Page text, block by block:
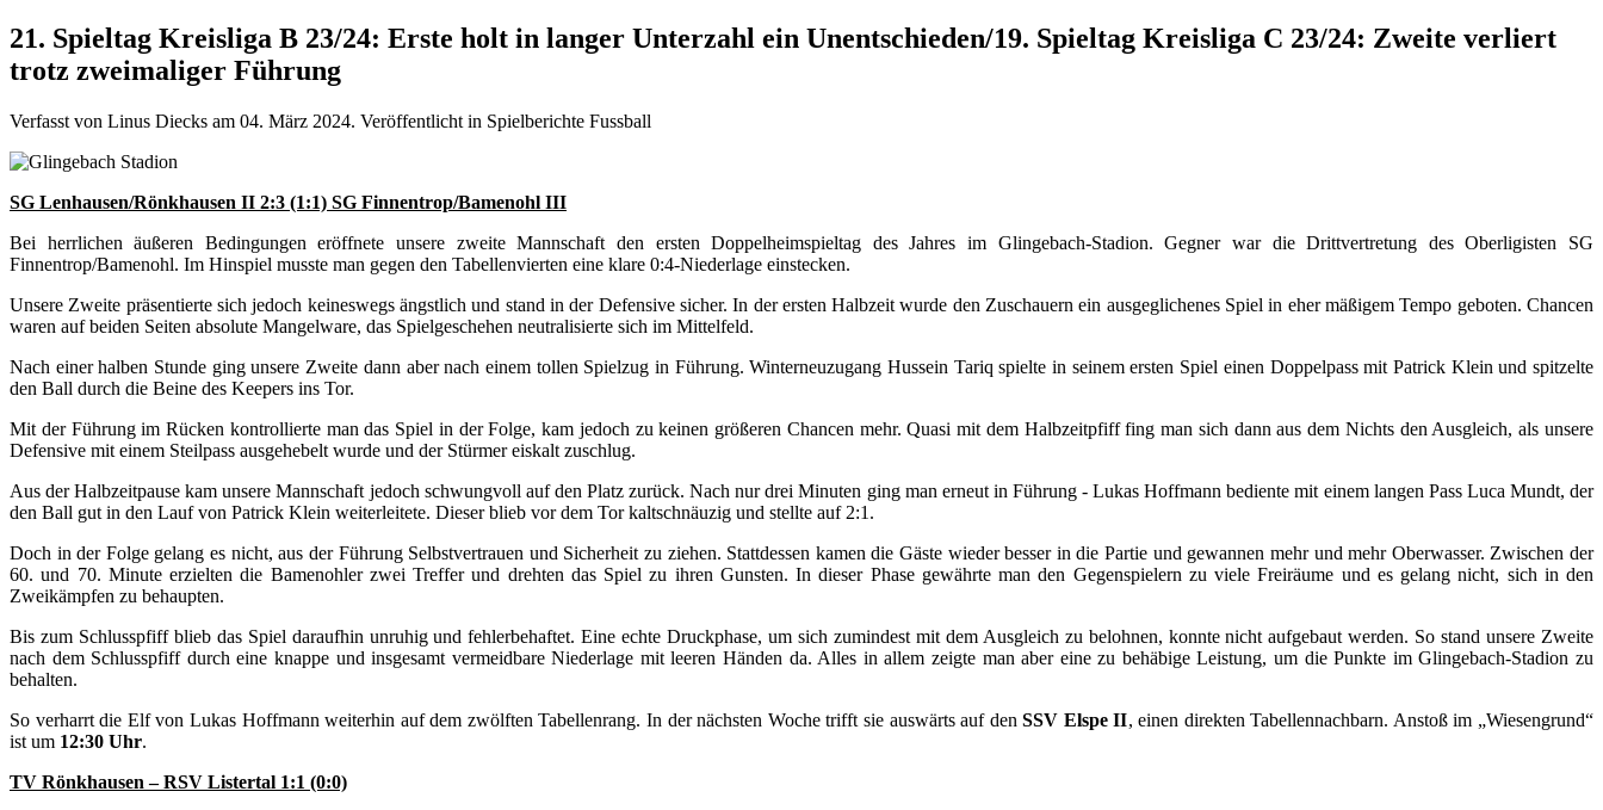
21. Spieltag Kreisliga B 23/24: Erste holt in langer Unterzahl ein Unentschieden/19. Spieltag Kreisliga C 23/24: Zweite verliert
trotz zweimaliger Führung
Verfasst von Linus Diecks am 04. März 2024. Veröffentlicht in Spielberichte Fussball
SG Lenhausen/Rönkhausen II 2:3 (1:1) SG Finnentrop/Bamenohl III
Bei herrlichen äußeren Bedingungen eröffnete unsere zweite Mannschaft den ersten Doppelheimspieltag des Jahres im Glingebach-Stadion. Gegner war die Drittvertretung des Oberligisten SG
Finnentrop/Bamenohl. Im Hinspiel musste man gegen den Tabellenvierten eine klare 0:4-Niederlage einstecken.
Unsere Zweite präsentierte sich jedoch keineswegs ängstlich und stand in der Defensive sicher. In der ersten Halbzeit wurde den Zuschauern ein ausgeglichenes Spiel in eher mäßigem Tempo geboten. Chancen
waren auf beiden Seiten absolute Mangelware, das Spielgeschehen neutralisierte sich im Mittelfeld.
Nach einer halben Stunde ging unsere Zweite dann aber nach einem tollen Spielzug in Führung. Winterneuzugang Hussein Tariq spielte in seinem ersten Spiel einen Doppelpass mit Patrick Klein und spitzelte
den Ball durch die Beine des Keepers ins Tor.
Mit der Führung im Rücken kontrollierte man das Spiel in der Folge, kam jedoch zu keinen größeren Chancen mehr. Quasi mit dem Halbzeitpfiff fing man sich dann aus dem Nichts den Ausgleich, als unsere
Defensive mit einem Steilpass ausgehebelt wurde und der Stürmer eiskalt zuschlug.
Aus der Halbzeitpause kam unsere Mannschaft jedoch schwungvoll auf den Platz zurück. Nach nur drei Minuten ging man erneut in Führung - Lukas Hoffmann bediente mit einem langen Pass Luca Mundt, der
den Ball gut in den Lauf von Patrick Klein weiterleitete. Dieser blieb vor dem Tor kaltschnäuzig und stellte auf 2:1.
Doch in der Folge gelang es nicht, aus der Führung Selbstvertrauen und Sicherheit zu ziehen. Stattdessen kamen die Gäste wieder besser in die Partie und gewannen mehr und mehr Oberwasser. Zwischen der
60. und 70. Minute erzielten die Bamenohler zwei Treffer und drehten das Spiel zu ihren Gunsten. In dieser Phase gewährte man den Gegenspielern zu viele Freiräume und es gelang nicht, sich in den
Zweikämpfen zu behaupten.
Bis zum Schlusspfiff blieb das Spiel daraufhin unruhig und fehlerbehaftet. Eine echte Druckphase, um sich zumindest mit dem Ausgleich zu belohnen, konnte nicht aufgebaut werden. So stand unsere Zweite
nach dem Schlusspfiff durch eine knappe und insgesamt vermeidbare Niederlage mit leeren Händen da. Alles in allem zeigte man aber eine zu behäbige Leistung, um die Punkte im Glingebach-Stadion zu
behalten.
So verharrt die Elf von Lukas Hoffmann weiterhin auf dem zwölften Tabellenrang. In der nächsten Woche trifft sie auswärts auf denSSV Elspe II, einen direkten Tabellennachbarn. Anstoß im „Wiesengrund“
ist um 12:30 Uhr.
TV Rönkhausen – RSV Listertal 1:1 (0:0)